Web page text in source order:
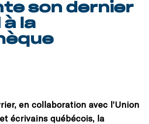
son dernier
la
en collaboration avec l’Union
écrivains québécois, la